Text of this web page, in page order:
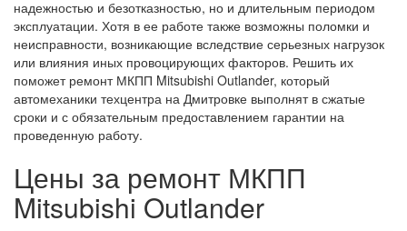
надежностью и безотказностью, но и длительным периодом
эксплуатации. Хотя в ее работе также возможны поломки и
неисправности, возникающие вследствие серьезных нагрузок
или влияния иных провоцирующих факторов. Решить их
поможет ремонт МКПП Mitsubishi Outlander, который
автомеханики техцентра на Дмитровке выполнят в сжатые
сроки и с обязательным предоставлением гарантии на
проведенную работу.
Цены за ремонт МКПП
Mitsubishi Outlander